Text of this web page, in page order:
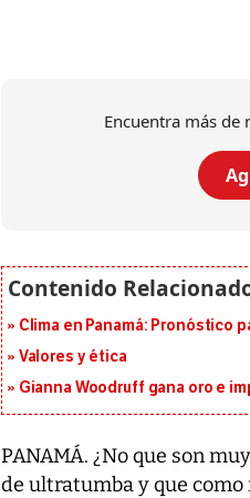
Encuentra más de
Clima en Panamá: Pronóstico
Valores y ética
Gianna Woodruff gana oro e
PANAMÁ. ¿No que son
de ultratumba y que